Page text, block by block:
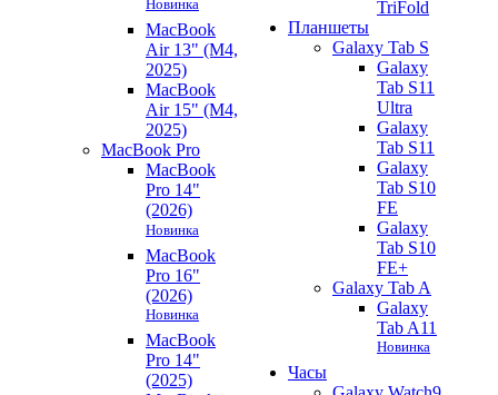
Новинка
MacBook
Air 13" (M4,
2025)
MacBook
Air 15" (M4,
2025)
MacBook Pro
MacBook
Pro 14"
(2026)
Новинка
MacBook
Pro 16"
(2026)
Новинка
MacBook
Pro 14"
(2025)
TriFold
Планшеты
Galaxy Tab S
Galaxy
Tab S11
Ultra
Galaxy
Tab S11
Galaxy
Tab S10
FE
Galaxy
Tab S10
FE+
Galaxy Tab A
Galaxy
Tab A11
Новинка
Часы